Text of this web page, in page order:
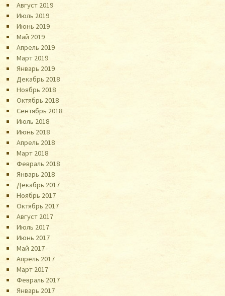
Август 2019
Июль 2019
Июнь 2019
Май 2019
Апрель 2019
Март 2019
Январь 2019
Декабрь 2018
Ноябрь 2018
Октябрь 2018
Сентябрь 2018
Июль 2018
Июнь 2018
Апрель 2018
Март 2018
Февраль 2018
Январь 2018
Декабрь 2017
Ноябрь 2017
Октябрь 2017
Август 2017
Июль 2017
Июнь 2017
Май 2017
Апрель 2017
Март 2017
Февраль 2017
Январь 2017